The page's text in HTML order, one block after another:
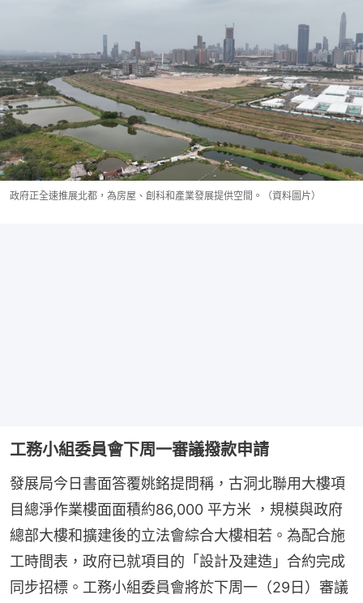
政府正全速推展北都，為房屋、創科和產業發展提供空間。（資料圖片）
工務小組委員會下周一審議撥款申請
發展局今日書面答覆姚銘提問稱，古洞北聯用大樓項
目總淨作業樓面面積約86,000 平方米 ，規模與政府
總部大樓和擴建後的立法會綜合大樓相若。為配合施
工時間表，政府已就項目的「設計及建造」合約完成
同步招標。工務小組委員會將於下周一（29日）審議